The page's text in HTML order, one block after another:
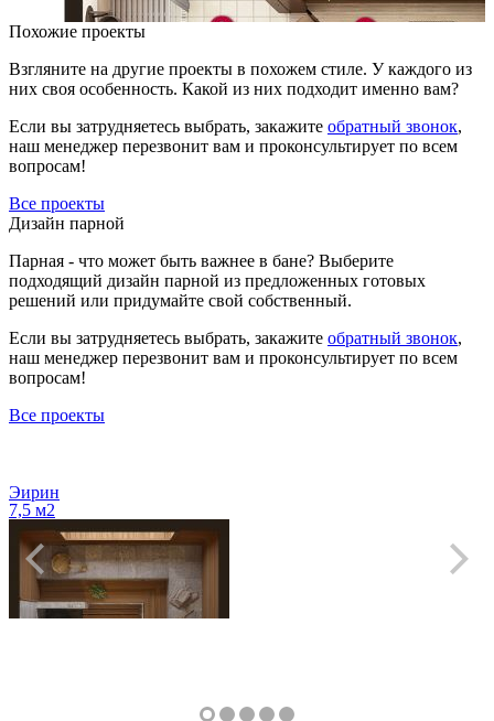
Похожие проекты
Взгляните на другие проекты в похожем стиле. У каждого из
них своя особенность. Какой из них подходит именно вам?
Если вы затрудняетесь выбрать, закажите обратный звонок,
наш менеджер перезвонит вам и проконсультирует по всем
вопросам!
Все проекты
Дизайн парной
Парная - что может быть важнее в бане? Выберите
подходящий дизайн парной из предложенных готовых
решений или придумайте свой собственный.
Если вы затрудняетесь выбрать, закажите обратный звонок,
наш менеджер перезвонит вам и проконсультирует по всем
вопросам!
Все проекты
Эирин
7,5 м2